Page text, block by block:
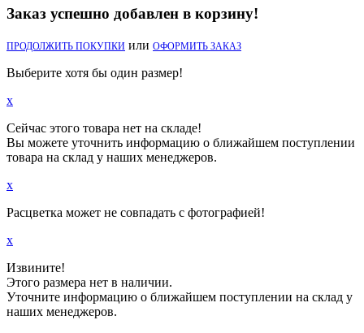
Заказ успешно добавлен в корзину!
ПРОДОЛЖИТЬ ПОКУПКИ или ОФОРМИТЬ ЗАКАЗ
Выберите хотя бы один размер!
x
Сейчас этого товара нет на складе!
Вы можете уточнить информацию о ближайшем поступлении
товара на склад у наших менеджеров.
x
Расцветка может не совпадать с фотографией!
x
Извините!
Этого размера нет в наличии.
Уточните информацию о ближайшем поступлении на склад у
наших менеджеров.